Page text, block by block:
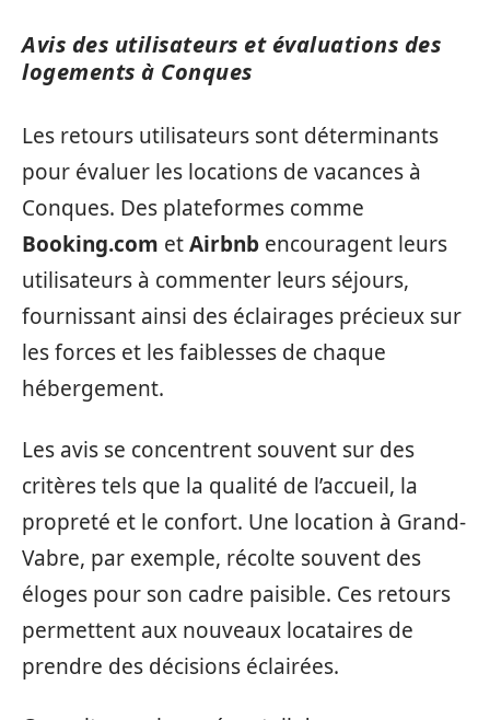
Avis des utilisateurs et évaluations des
logements à Conques
Les retours utilisateurs sont déterminants
pour évaluer les locations de vacances à
Conques. Des plateformes comme
Booking.com etAirbnb encouragent leurs
utilisateurs à commenter leurs séjours,
fournissant ainsi des éclairages précieux sur
les forces et les faiblesses de chaque
hébergement.
Les avis se concentrent souvent sur des
critères tels que la qualité de l’accueil, la
propreté et le confort. Une location à Grand-
Vabre, par exemple, récolte souvent des
éloges pour son cadre paisible. Ces retours
permettent aux nouveaux locataires de
prendre des décisions éclairées.